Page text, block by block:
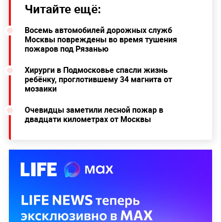
Читайте ещё:
Восемь автомобилей дорожных служб
Москвы повреждены во время тушения
пожаров под Рязанью
Хирурги в Подмосковье спасли жизнь
ребёнку, проглотившему 34 магнита от
мозаики
Очевидцы заметили лесной пожар в
двадцати километрах от Москвы